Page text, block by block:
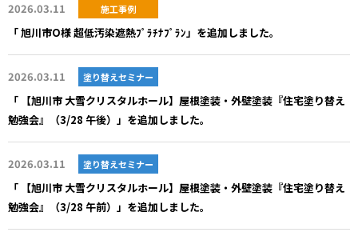
2026.03.11 施工事例
「 旭川市O様 超低汚染遮熱ﾌﾟﾗﾁﾅﾌﾟﾗﾝ」を追加しました。
2026.03.11 塗り替えセミナー
「 【旭川市 大雪クリスタルホール】屋根塗装・外壁塗装『住宅塗り替え
勉強会』（3/28 午後）」を追加しました。
2026.03.11 塗り替えセミナー
「 【旭川市 大雪クリスタルホール】屋根塗装・外壁塗装『住宅塗り替え
勉強会』（3/28 午前）」を追加しました。